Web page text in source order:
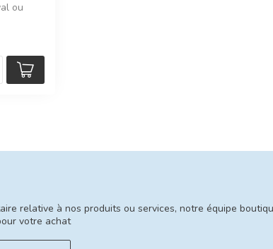
ou
relative à nos produits ou services, notre équipe
votre achat